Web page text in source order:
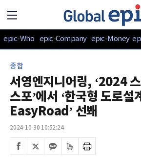
epic-Who epic-Company epic-Money
종합
서영엔지니어링, ‘2024
스포’에서 ‘한국형 도로
EasyRoad’ 선봬
2024-10-30 10:52:24